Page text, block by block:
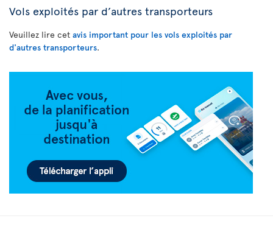
Vols exploités par d’autres transporteurs
Veuillez lire cet avis important pour les vols exploités par
d'autres transporteurs.